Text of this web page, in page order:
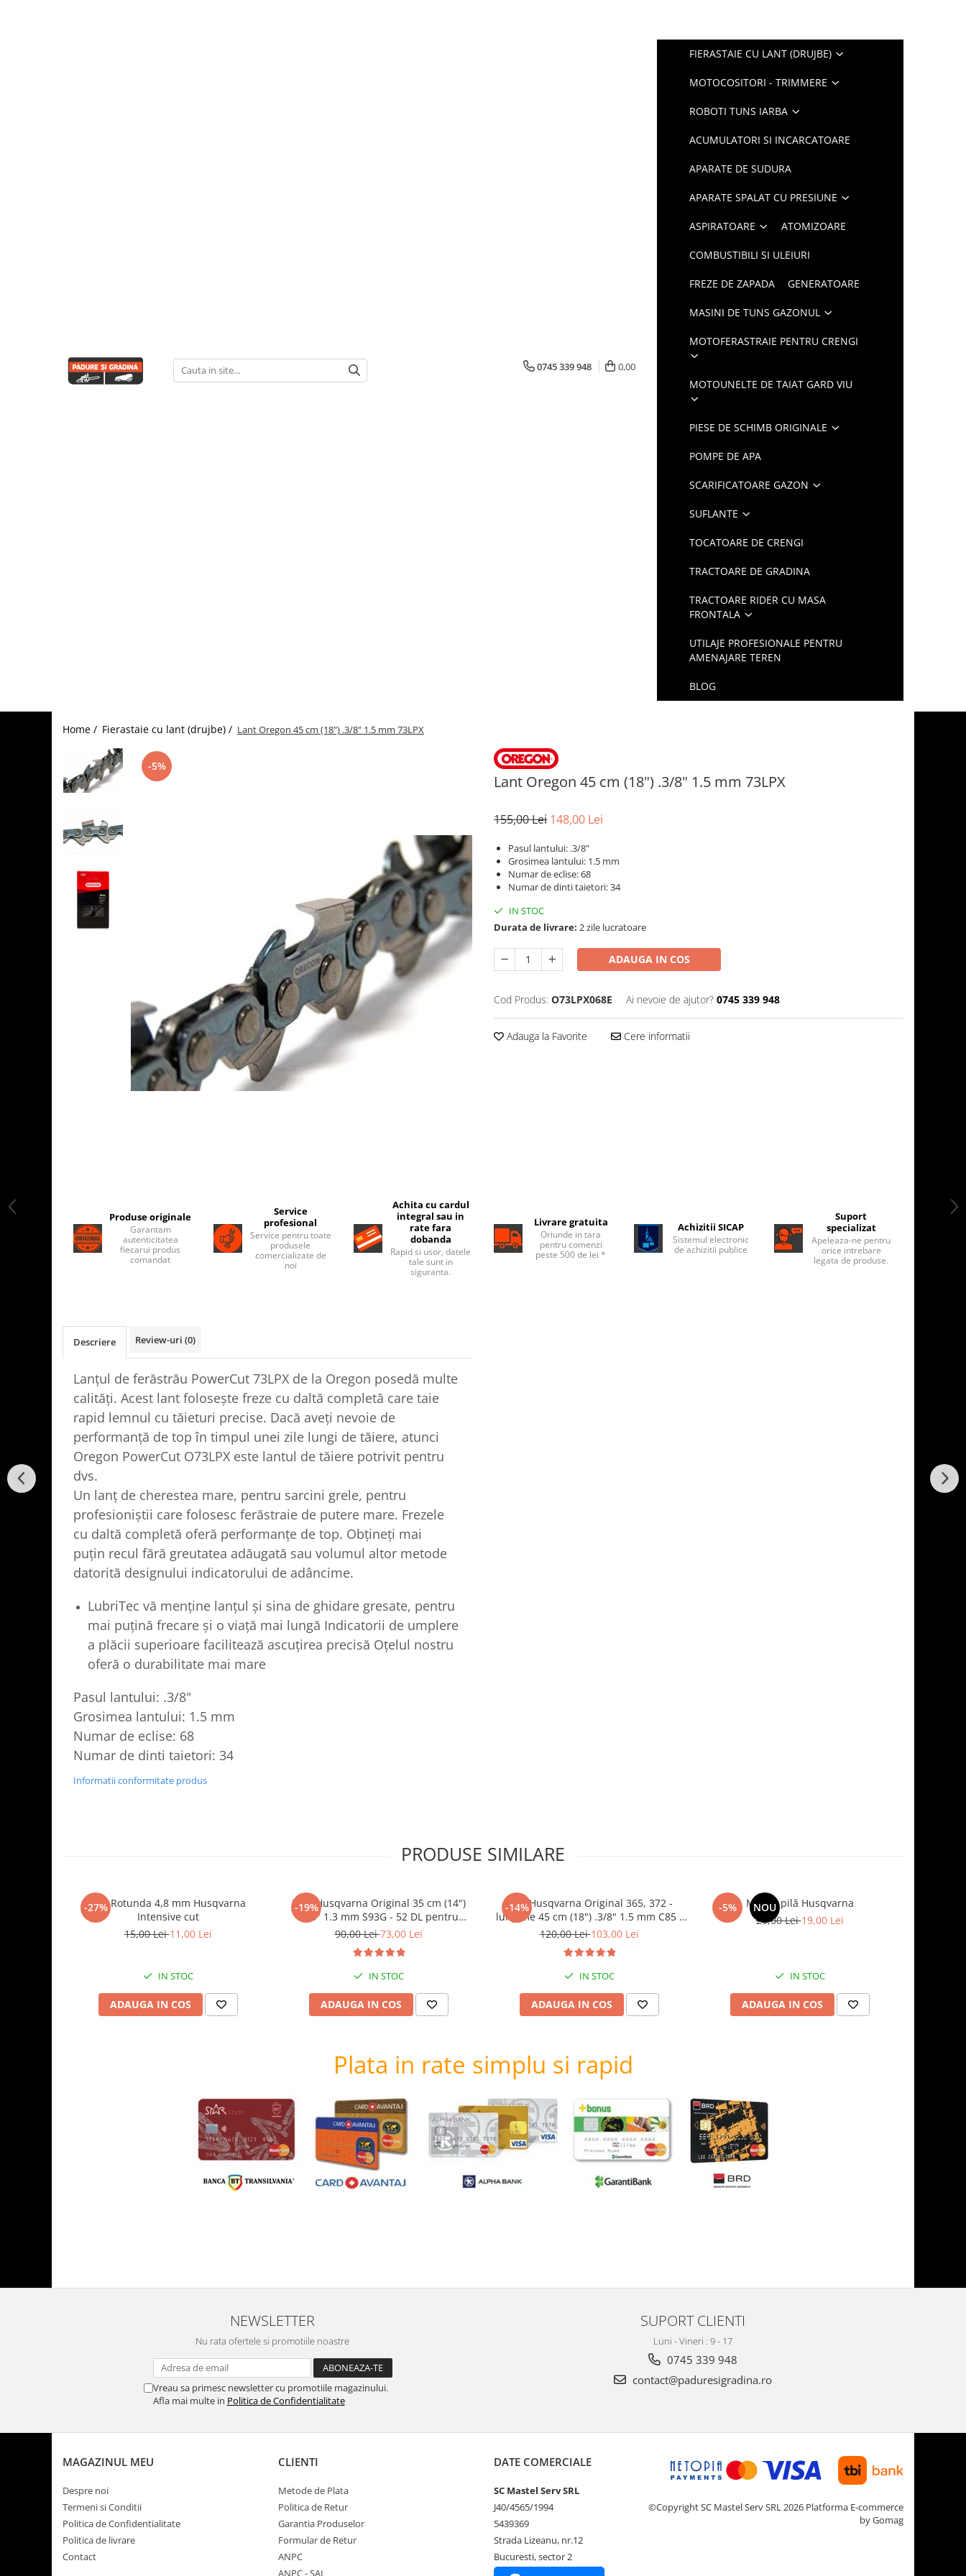
0745 339 948 0,00
FIERASTAIE CU LANT (DRUJBE)
MOTOCOSITORI - TRIMMERE
ROBOTI TUNS IARBA
ACUMULATORI SI INCARCATOARE
APARATE DE SUDURA
APARATE SPALAT CU PRESIUNE
ASPIRATOARE ATOMIZOARE
COMBUSTIBILI SI ULEIURI
FREZE DE ZAPADA GENERATOARE
MASINI DE TUNS GAZONUL
MOTOFERASTRAIE PENTRU CRENGI
MOTOUNELTE DE TAIAT GARD VIU
PIESE DE SCHIMB ORIGINALE
POMPE DE APA
SCARIFICATOARE GAZON
SUFLANTE
TOCATOARE DE CRENGI
TRACTOARE DE GRADINA
TRACTOARE RIDER CU MASA
FRONTALA
UTILAJE PROFESIONALE PENTRU
AMENAJARE TEREN
BLOG
Home / Fierastaie cu lant (drujbe) / Lant Oregon 45 cm (18") .3/8" 1.5 mm 73LPX
Lant Oregon 45 cm (18") .3/8" 1.5 mm 73LPX
-5%
155,00 Lei 148,00 Lei
Pasul lantului: .3/8"
Grosimea lantului: 1.5 mm
Numar de eclise: 68
Numar de dinti taietori: 34
IN STOC
Durata de livrare: 2 zile lucratoare
ADAUGA IN COS
Cod Produs: O73LPX068E Ai nevoie de ajutor? 0745 339 948
Adauga la Favorite Cere informatii
Produse originale
Garantam
autenticitatea
fiecarui produs
comandat
Service
profesional
Service pentru toate
produsele
comercializate de
noi
Achita cu cardul
integral sau in
rate fara
dobanda
Rapid si usor, datele
tale sunt in
siguranta.
Livrare gratuita
Oriunde in tara
pentru comenzi
peste 500 de lei *
Achizitii SICAP
Sistemul electronic
de achizitii publice
Suport
specializat
Apeleaza-ne pentru
orice intrebare
legata de produse.
Descriere Review-uri (0)
Lanțul de ferăstrău PowerCut 73LPX de la Oregon posedă multe
calități. Acest lant folosește freze cu daltă completă care taie
rapid lemnul cu tăieturi precise. Dacă aveți nevoie de
performanță de top în timpul unei zile lungi de tăiere, atunci
Oregon PowerCut O73LPX este lantul de tăiere potrivit pentru
dvs.
Un lanț de cherestea mare, pentru sarcini grele, pentru
profesioniștii care folosesc ferăstraie de putere mare. Frezele
cu daltă completă oferă performanțe de top. Obțineți mai
puțin recul fără greutatea adăugată sau volumul altor metode
datorită designului indicatorului de adâncime.
LubriTec vă menține lanțul și sina de ghidare gresate, pentru
mai puțină frecare și o viață mai lungă Indicatorii de umplere
a plăcii superioare facilitează ascuțirea precisă Oțelul nostru
oferă o durabilitate mai mare
Pasul lantului: .3/8"
Grosimea lantului: 1.5 mm
Numar de eclise: 68
Numar de dinti taietori: 34
Informatii conformitate produs
PRODUSE SIMILARE
-27%
Pila Rotunda 4,8 mm Husqvarna
Intensive cut
15,00 Lei11,00 Lei
IN STOC
ADAUGA IN COS
-19%
Lant Husqvarna Original 35 cm (14")
.3/8" 1.3 mm S93G - 52 DL pentru
Husqvarna Original 236 , 120 Mark II
90,00 Lei73,00 Lei
IN STOC
ADAUGA IN COS
-14%
Lant Husqvarna Original 365, 372 -
lungime 45 cm (18") .3/8" 1.5 mm C85 -
68 DL
120,00 Lei103,00 Lei
IN STOC
ADAUGA IN COS
-5% NOU
Mâner pilă Husqvarna
20,00 Lei19,00 Lei
IN STOC
ADAUGA IN COS
Plata in rate simplu si rapid
NEWSLETTER
Nu rata ofertele si promotiile noastre
Vreau sa primesc newsletter cu promotiile magazinului.
Afla mai multe in Politica de Confidentialitate
SUPORT CLIENTI
Luni - Vineri : 9 - 17
0745 339 948
contact@paduresigradina.ro
MAGAZINUL MEU
Despre noi
Termeni si Conditii
Politica de Confidentialitate
Politica de livrare
Contact
CLIENTI
Metode de Plata
Politica de Retur
Garantia Produselor
Formular de Retur
ANPC
ANPC - SAL
DATE COMERCIALE
SC Mastel Serv SRL
J40/4565/1994
5439369
Strada Lizeanu, nr.12
Bucuresti, sector 2
©Copyright SC Mastel Serv SRL 2026 Platforma E-commerce
by Gomag